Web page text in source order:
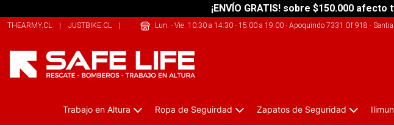
¡ENVÍO GRATIS! sobre $150.000
THEARMY.CL | JUSTBIKE.CL | SHERPALIFE.CLLun. - Vie. 10:30 a 14:30 - 15:00 a 19:00- Apoquindo 7331 Of 918 -
Trabajo en Altura Ropa de Seguirdad Zapatos de Seguridad